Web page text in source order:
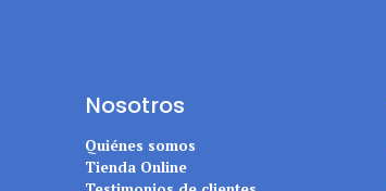
Nosotros
Quiénes somos
Tienda Online